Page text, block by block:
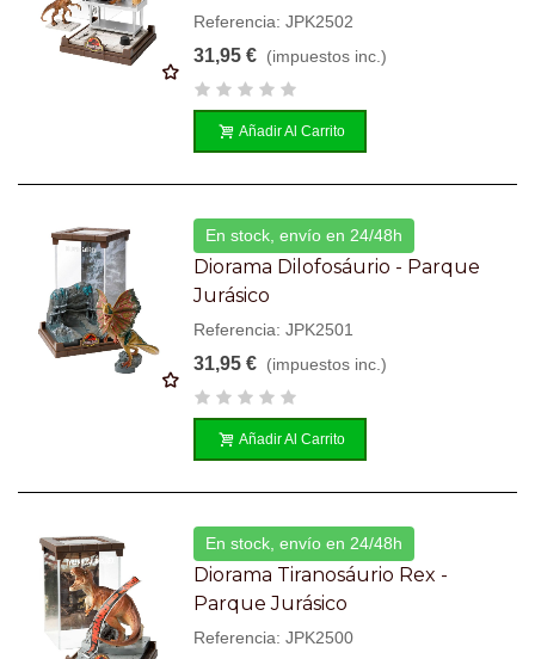
Referencia: JPK2502
31,95 € (impuestos inc.)
Añadir Al Carrito
En stock, envío en 24/48h
Diorama Dilofosáurio - Parque
Jurásico
Referencia: JPK2501
31,95 € (impuestos inc.)
Añadir Al Carrito
En stock, envío en 24/48h
Diorama Tiranosáurio Rex -
Parque Jurásico
Referencia: JPK2500